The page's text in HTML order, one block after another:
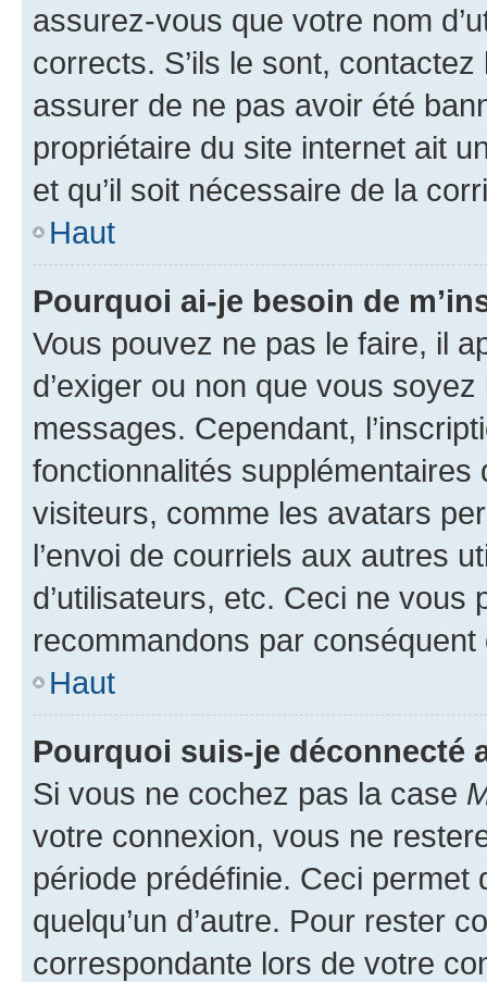
assurez-vous que votre nom
corrects. S’ils le sont,
assurer de ne pas avoir été
propriétaire du site internet ait
et qu’il soit nécessaire de la
Haut
Pourquoi ai-je besoin de
Vous pouvez ne pas le faire, il
d’exiger ou non que vous
messages. Cependant,
fonctionnalités
visiteurs, comme les avatars
l’envoi de courriels aux autres
d’utilisateurs, etc. Ceci ne vous
recommandons par conséquent
Haut
Pourquoi suis-je déconnecté
Si vous ne cochez pas la case
votre connexion, vous ne
période prédéfinie. Ceci permet
quelqu’un d’autre. Pour rester
correspondante lors de votre